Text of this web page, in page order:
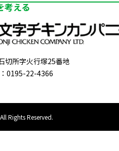
考える
切所字火行塚25番地
0195-22-4366
All Rights Reserved.